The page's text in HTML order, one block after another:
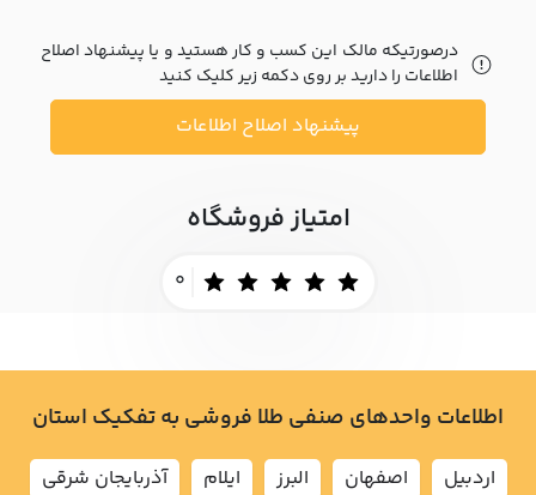
درصورتیکه مالک این کسب و کار هستید و یا پیشنهاد اصلاح
اطلاعات را دارید بر روی دکمه زیر کلیک کنید
پیشنهاد اصلاح اطلاعات
امتیاز فروشگاه
0
اطلاعات واحدهای صنفی طلا فروشی به تفکیک استان
اردبيل اصفهان البرز ايلام
آذربايجان شرقي